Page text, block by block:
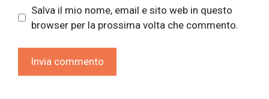
Salva il mio nome, email e sito web in questo
browser per la prossima volta che commento.